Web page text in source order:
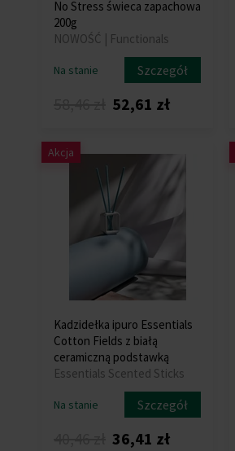
No Stress świeca zapachowa
200g
NOWOŚĆ | Functionals
Na stanie Szczegół
52,61 zł
Akcja
Kadzidełka ipuro Essentials
Cotton Fields z białą
ceramiczną podstawką
Essentials Scented Sticks
Na stanie Szczegół
36,41 zł